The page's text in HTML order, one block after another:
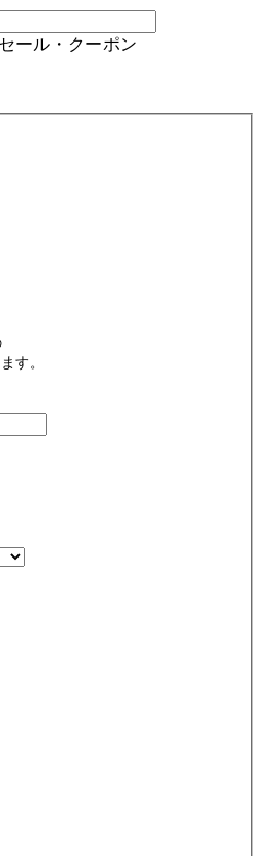
セール・クーポン
す。